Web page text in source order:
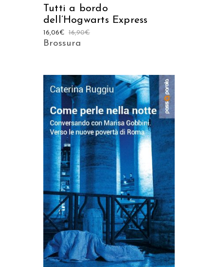
Tutti a bordo
dell’Hogwarts Express
16,90€
16,06€
Brossura
AGGIUNGI AL CARRELLO